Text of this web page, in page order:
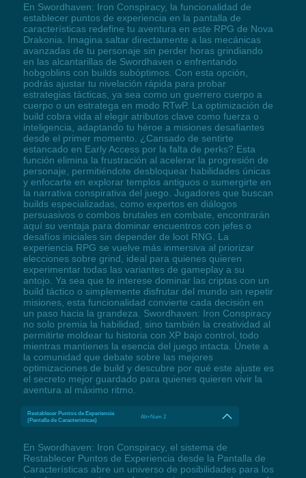
En Swordhaven: Iron Conspiracy, la funcionalidad de
establecer puntos de experiencia en la pantalla de
características redefine tu aventura en este RPG de Nova
Drakonia. Imagina saltar directamente a las mecánicas
avanzadas de tu personaje sin perder horas grindiando
en las alcantarillas de Swordhaven o enfrentando
hobgoblins con builds subóptimos. Con esta opción,
podrás ajustar tu nivelación rápida para probar
estrategias tácticas, ya sea como un guerrero cuerpo a
cuerpo o un estratega en modo RTwP. La optimización de
build cobra vida al elegir atributos clave como fuerza o
inteligencia, adaptando tu héroe a misiones desafiantes
desde el primer momento. ¿Cansado de sentirte
estancado en Early Access por la falta de perks? Esta
función elimina la frustración al acelerar la progresión de
personaje, permitiéndote desbloquear habilidades únicas
y enfocarte en explorar templos antiguos o sumergirte en
la narrativa conspirativa del juego. Jugadores que buscan
builds especializadas, como expertos en diálogos
persuasivos o combos brutales en combate, encontrarán
aquí su ventaja para dominar encuentros con jefes o
desafíos iniciales sin depender de loot RNG. La
experiencia RPG se vuelve más inmersiva al priorizar
elecciones sobre grind, ideal para quienes quieren
experimentar todas las variantes de gameplay a su
antojo. Ya sea que te interese dominar las criptas con un
build táctico o simplemente disfrutar del mundo sin repetir
misiones, esta funcionalidad convierte cada decisión en
un paso hacia la grandeza. Swordhaven: Iron Conspiracy
no solo premia la habilidad, sino también la creatividad al
permitirte moldear tu historia con XP bajo control, todo
mientras mantienes la esencia del juego intacta. Únete a
la comunidad que debate sobre las mejores
optimizaciones de build y descubre por qué este ajuste es
el secreto mejor guardado para quienes quieren vivir la
aventura al máximo ritmo.
Restablecer Puntos de Experiencia
(Pantalla de Características)
Alt+Num 2
En Swordhaven: Iron Conspiracy, el sistema de
Restablecer Puntos de Experiencia desde la Pantalla de
Características abre un universo de posibilidades para los